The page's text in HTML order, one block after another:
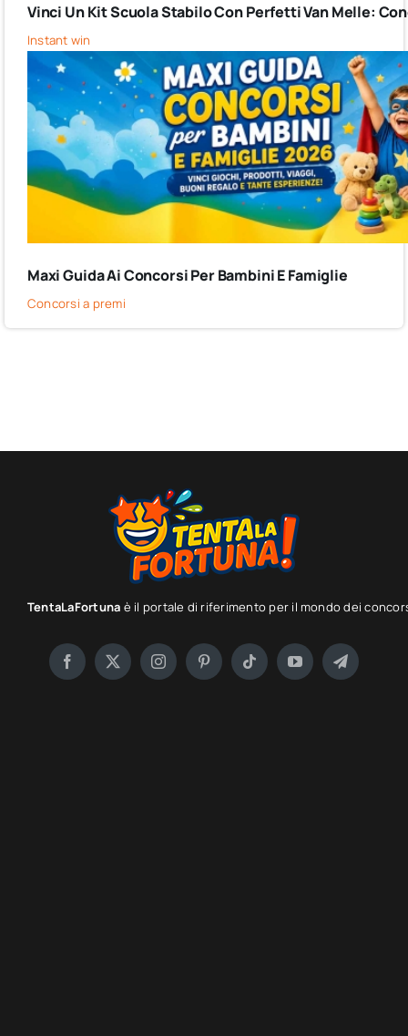
Vinci Un Kit Scuola Stabilo Con Perfetti Van Melle:
Instant win
Maxi Guida Ai Concorsi Per Bambini E Famiglie
Concorsi a premi
TentaLaFortuna è il portale di riferimento per il mondo dei